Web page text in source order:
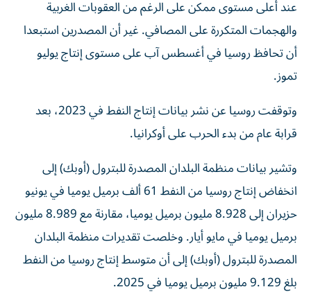
عند أعلى مستوى ممكن على الرغم من العقوبات الغربية
والهجمات المتكررة على المصافي. غير أن المصدرين استبعدا
أن تحافظ روسيا في أغسطس آب على مستوى ‌إنتاج يوليو
تموز.
وتوقفت روسيا عن نشر بيانات إنتاج النفط في 2023، بعد
قرابة عام من ⁠بدء الحرب على أوكرانيا.
وتشير بيانات منظمة البلدان المصدرة للبترول (أوبك) إلى
انخفاض إنتاج روسيا من النفط 61 ألف برميل يوميا في يونيو
حزيران إلى 8.928 مليون برميل يوميا، مقارنة مع 8.989 مليون
برميل يوميا في مايو أيار. وخلصت تقديرات منظمة البلدان
المصدرة ​للبترول (أوبك) إلى أن متوسط إنتاج روسيا من النفط
بلغ 9.129 مليون برميل ‌يوميا في 2025.